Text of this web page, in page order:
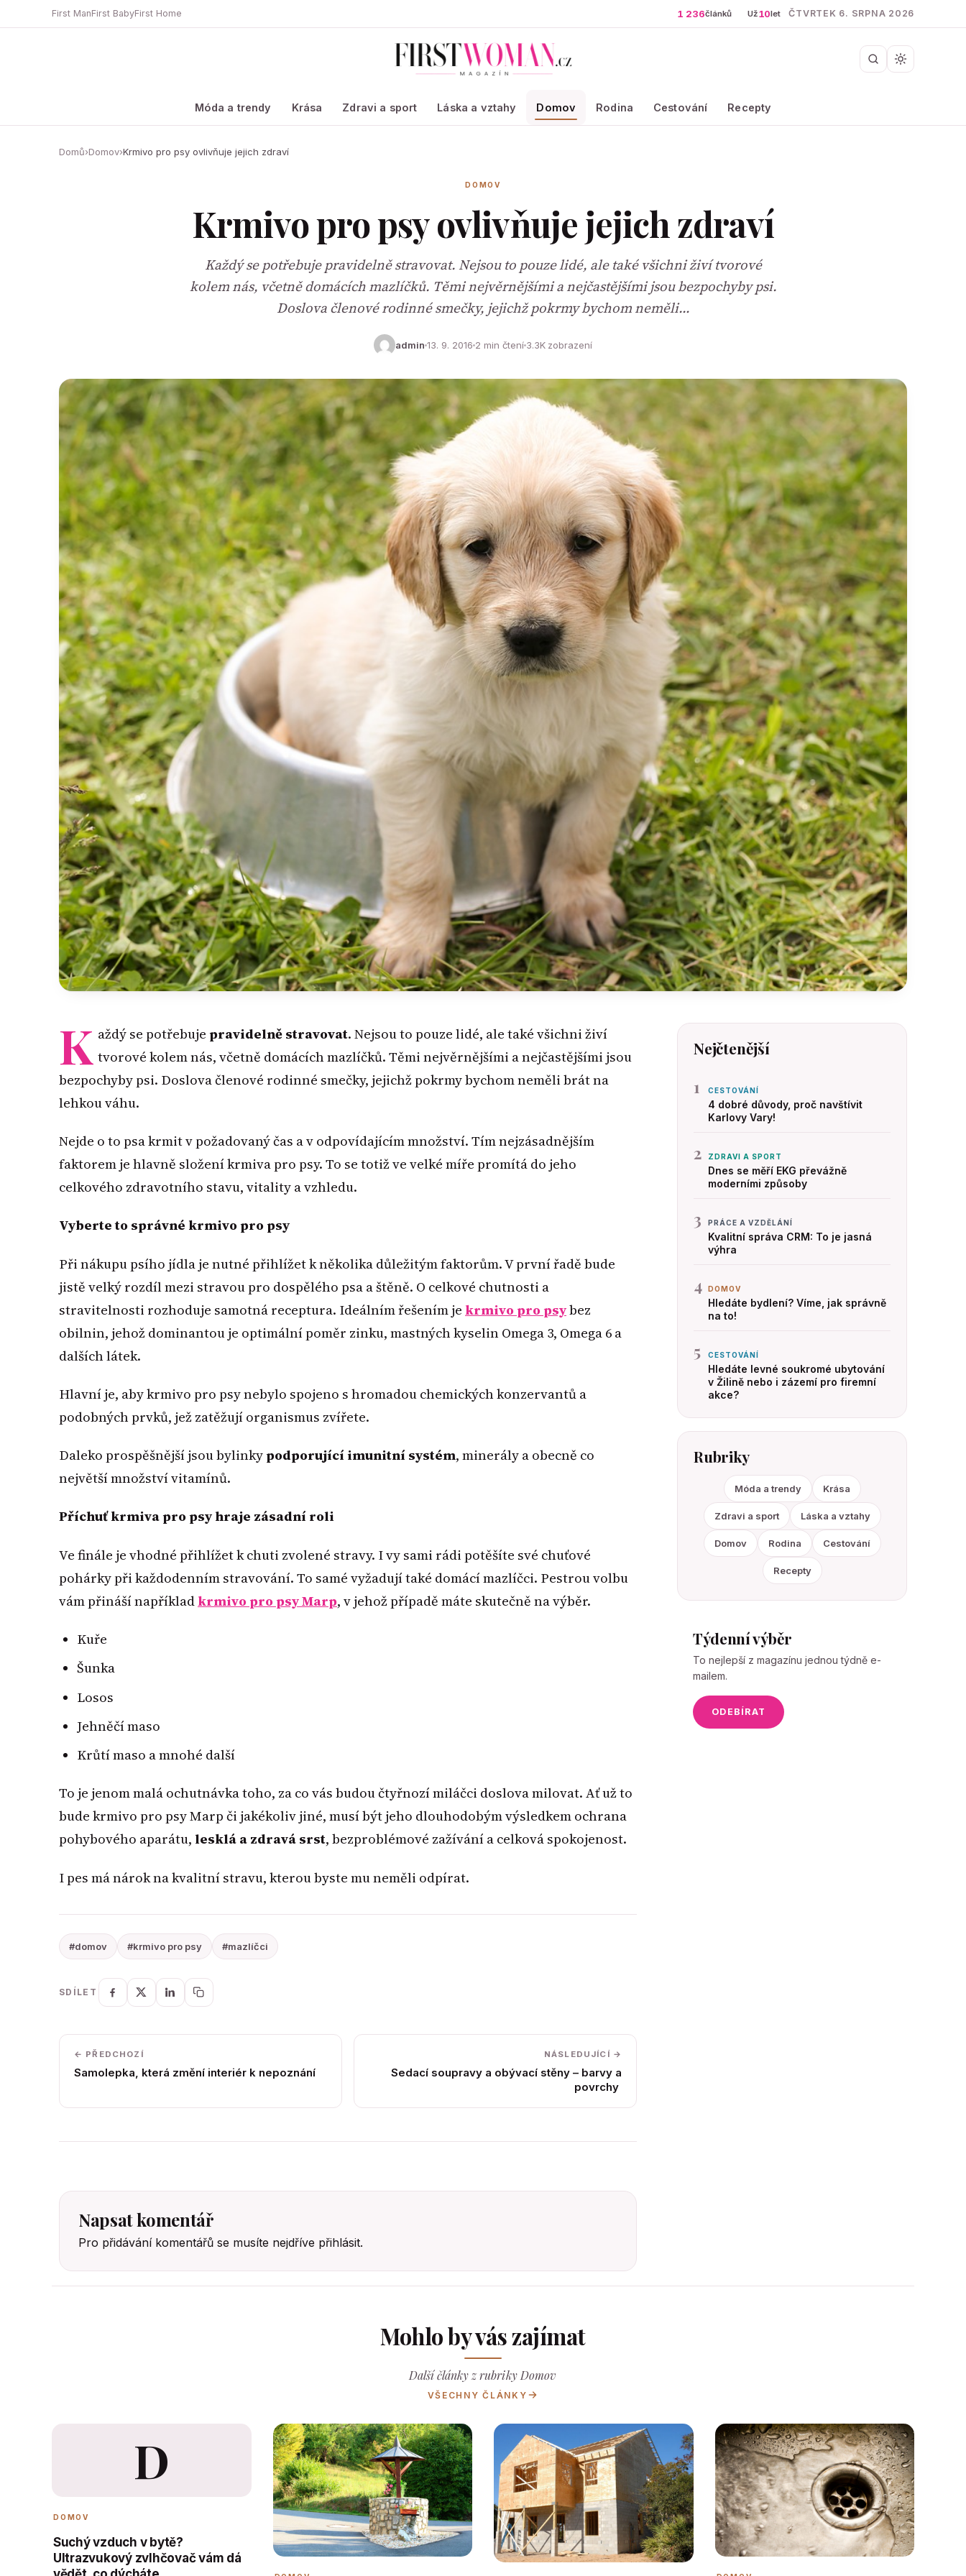
First ManFirst BabyFirst Home 1 236článků Už10let ČTVRTEK 6. SRPNA 2026
Móda a trendy Krása Zdravi a sport Láska a vztahy Domov Rodina Cestování Recepty
Domů›Domov›Krmivo pro psy ovlivňuje jejich zdraví
DOMOV
Krmivo pro psy ovlivňuje jejich zdraví
Každý se potřebuje pravidelně stravovat. Nejsou to pouze lidé, ale také všichni živí tvorové
kolem nás, včetně domácích mazlíčků. Těmi nejvěrnějšími a nejčastějšími jsou bezpochyby psi.
Doslova členové rodinné smečky, jejichž pokrmy bychom neměli…
admin 13. 9. 2016 2 min čtení 3.3K zobrazení
K aždý se potřebuje pravidelně stravovat. Nejsou to pouze lidé, ale také všichni živí
tvorové kolem nás, včetně domácích mazlíčků. Těmi nejvěrnějšími a nejčastějšími jsou
bezpochyby psi. Doslova členové rodinné smečky, jejichž pokrmy bychom neměli brát na
lehkou váhu.
Nejde o to psa krmit v požadovaný čas a v odpovídajícím množství. Tím nejzásadnějším
faktorem je hlavně složení krmiva pro psy. To se totiž ve velké míře promítá do jeho
celkového zdravotního stavu, vitality a vzhledu.
Vyberte to správné krmivo pro psy
Při nákupu psího jídla je nutné přihlížet k několika důležitým faktorům. V první řadě bude
jistě velký rozdíl mezi stravou pro dospělého psa a štěně. O celkové chutnosti a
stravitelnosti rozhoduje samotná receptura. Ideálním řešením je krmivo pro psybez
obilnin, jehož dominantou je optimální poměr zinku, mastných kyselin Omega 3, Omega 6 a
dalších látek.
Hlavní je, aby krmivo pro psy nebylo spojeno s hromadou chemických konzervantů a
podobných prvků, jež zatěžují organismus zvířete.
Daleko prospěšnější jsou bylinkypodporující imunitní systém, minerály a obecně co
největší množství vitamínů.
Příchuť krmiva pro psy hraje zásadní roli
Ve finále je vhodné přihlížet k chuti zvolené stravy. I vy sami rádi potěšíte své chuťové
pohárky při každodenním stravování. To samé vyžadují také domácí mazlíčci. Pestrou volbu
vám přináší například krmivo pro psy Marp, v jehož případě máte skutečně na výběr.
Kuře
Šunka
Losos
Jehněčí maso
Krůtí maso a mnohé další
To je jenom malá ochutnávka toho, za co vás budou čtyřnozí miláčci doslova milovat. Ať už to
bude krmivo pro psy Marp či jakékoliv jiné, musí být jeho dlouhodobým výsledkem ochrana
pohybového aparátu, lesklá a zdravá srst, bezproblémové zažívání a celková spokojenost.
I pes má nárok na kvalitní stravu, kterou byste mu neměli odpírat.
#domov #krmivo pro psy #mazlíčci
SDÍLET
← PŘEDCHOZÍ
Samolepka, která změní interiér k nepoznání
NÁSLEDUJÍCÍ →
Sedací soupravy a obývací stěny – barvy a
povrchy
Napsat komentář
Pro přidávání komentářů se musíte nejdříve přihlásit.
Nejčtenější
1 CESTOVÁNÍ
4 dobré důvody, proč navštívit
Karlovy Vary!
2 ZDRAVI A SPORT
Dnes se měří EKG převážně
moderními způsoby
3 PRÁCE A VZDĚLÁNÍ
Kvalitní správa CRM: To je jasná
výhra
4 DOMOV
Hledáte bydlení? Víme, jak správně
na to!
5 CESTOVÁNÍ
Hledáte levné soukromé ubytování
v Žilině nebo i zázemí pro firemní
akce?
Rubriky
Móda a trendy Krása
Zdravi a sport Láska a vztahy
Domov Rodina Cestování
Recepty
Týdenní výběr
To nejlepší z magazínu jednou týdně e-
mailem.
ODEBÍRAT
Mohlo by vás zajímat
Další články z rubriky Domov
VŠECHNY ČLÁNKY
D
DOMOV
Suchý vzduch v bytě?
Ultrazvukový zvlhčovač vám dá